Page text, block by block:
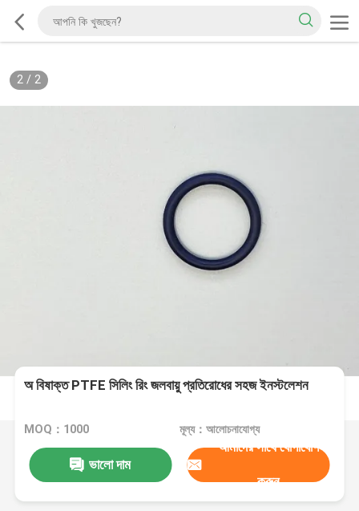
2/ 2
অ বিষাক্ত PTFE সিলিং রিং জলবায়ু প্রতিরোধের সহজ ইনস্টলেশন
MOQ：1000 মূল্য：আলোচনাযোগ্য
ভালো দাম
আমাদের সাথে যোগাযোগ
করুন